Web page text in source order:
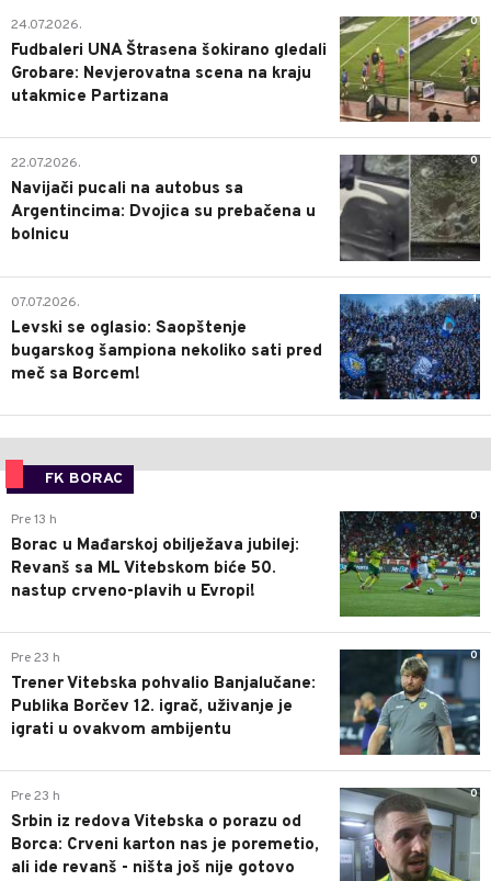
0
24.07.2026.
Fudbaleri UNA Štrasena šokirano gledali
Grobare: Nevjerovatna scena na kraju
utakmice Partizana
0
22.07.2026.
Navijači pucali na autobus sa
Argentincima: Dvojica su prebačena u
bolnicu
1
07.07.2026.
Levski se oglasio: Saopštenje
bugarskog šampiona nekoliko sati pred
meč sa Borcem!
FK BORAC
0
Pre 13 h
Borac u Mađarskoj obilježava jubilej:
Revanš sa ML Vitebskom biće 50.
nastup crveno-plavih u Evropi!
0
Pre 23 h
Trener Vitebska pohvalio Banjalučane:
Publika Borčev 12. igrač, uživanje je
igrati u ovakvom ambijentu
0
Pre 23 h
Srbin iz redova Vitebska o porazu od
Borca: Crveni karton nas je poremetio,
ali ide revanš - ništa još nije gotovo